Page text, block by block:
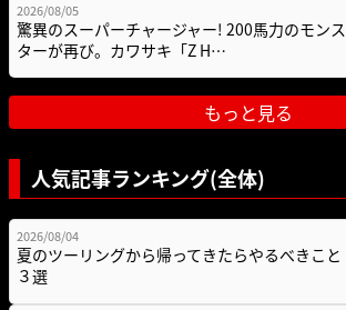
2026/08/05
驚異のスーパーチャージャー! 200馬力のモンス
ターが再び。カワサキ「Z H…
もっと見る
人気記事ランキング(全体)
2026/08/04
夏のツーリングから帰ってきたらやるべきこと
３選